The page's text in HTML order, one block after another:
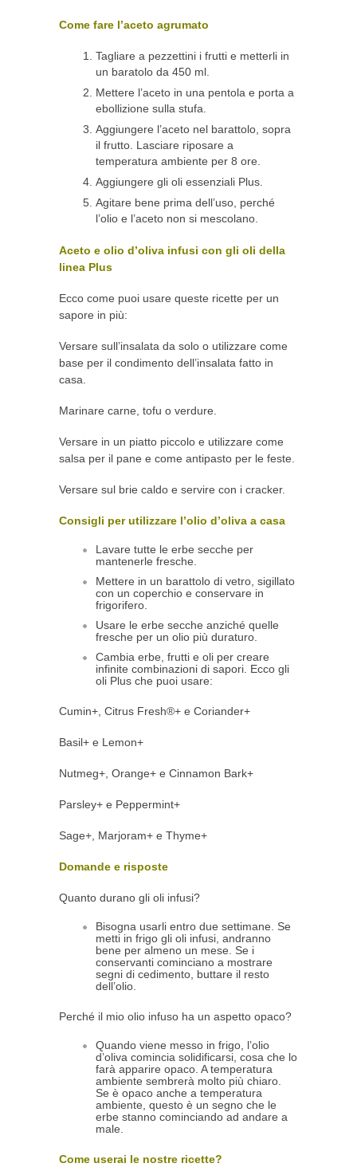
Come fare l’aceto agrumato
Tagliare a pezzettini i frutti e metterli in
un baratolo da 450 ml.
Mettere l’aceto in una pentola e porta a
ebollizione sulla stufa.
Aggiungere l’aceto nel barattolo, sopra
il frutto. Lasciare riposare a
temperatura ambiente per 8 ore.
Aggiungere gli oli essenziali Plus.
Agitare bene prima dell’uso, perché
l’olio e l’aceto non si mescolano.
Aceto e olio d’oliva infusi con gli oli della
linea Plus
Ecco come puoi usare queste ricette per un
sapore in più:
Versare sull’insalata da solo o utilizzare come
base per il condimento dell’insalata fatto in
casa.
Marinare carne, tofu o verdure.
Versare in un piatto piccolo e utilizzare come
salsa per il pane e come antipasto per le feste.
Versare sul brie caldo e servire con i cracker.
Consigli per utilizzare l’olio d’oliva a casa
Lavare tutte le erbe secche per
mantenerle fresche.
Mettere in un barattolo di vetro, sigillato
con un coperchio e conservare in
frigorifero.
Usare le erbe secche anziché quelle
fresche per un olio più duraturo.
Cambia erbe, frutti e oli per creare
infinite combinazioni di sapori. Ecco gli
oli Plus che puoi usare:
Cumin+, Citrus Fresh®+ e Coriander+
Basil+ e Lemon+
Nutmeg+, Orange+ e Cinnamon Bark+
Parsley+ e Peppermint+
Sage+, Marjoram+ e Thyme+
Domande e risposte
Quanto durano gli oli infusi?
Bisogna usarli entro due settimane. Se
metti in frigo gli oli infusi, andranno
bene per almeno un mese. Se i
conservanti cominciano a mostrare
segni di cedimento, buttare il resto
dell’olio.
Perché il mio olio infuso ha un aspetto opaco?
Quando viene messo in frigo, l’olio
d’oliva comincia solidificarsi, cosa che lo
farà apparire opaco. A temperatura
ambiente sembrerà molto più chiaro.
Se è opaco anche a temperatura
ambiente, questo è un segno che le
erbe stanno cominciando ad andare a
male.
Come userai le nostre ricette?